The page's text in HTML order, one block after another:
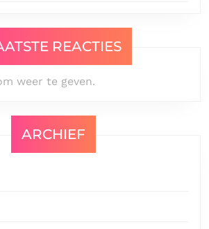
REACTIES
weer te geven.
ARCHIEF